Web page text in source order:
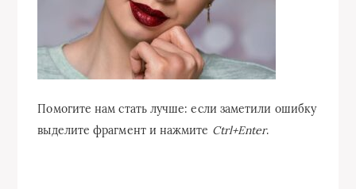
Помогите нам стать лучше: если заметили ошибку
выделите фрагмент и нажмите Ctrl+Enter.